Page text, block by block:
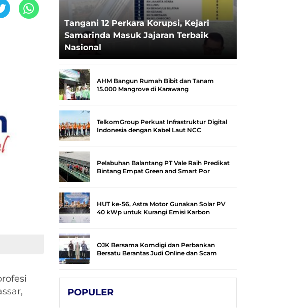
Tangani 12 Perkara Korupsi, Kejari
Samarinda Masuk Jajaran Terbaik
Nasional
AHM Bangun Rumah Bibit dan Tanam
15.000 Mangrove di Karawang
TelkomGroup Perkuat Infrastruktur Digital
Indonesia dengan Kabel Laut NCC
Pelabuhan Balantang PT Vale Raih Predikat
Bintang Empat Green and Smart Por
HUT ke-56, Astra Motor Gunakan Solar PV
40 kWp untuk Kurangi Emisi Karbon
OJK Bersama Komdigi dan Perbankan
Bersatu Berantas Judi Online dan Scam
POPULER